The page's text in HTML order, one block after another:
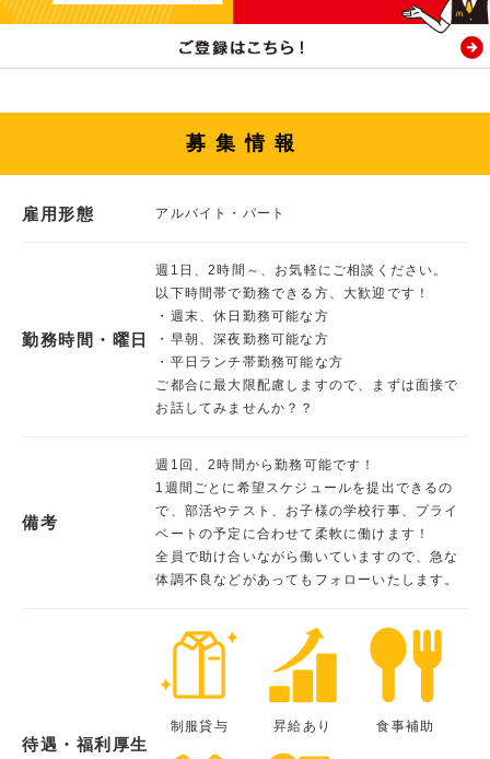
募集情報
雇用形態 アルバイト・パート
勤務時間・曜日
週1日、2時間～、お気軽にご相談ください。
以下時間帯で勤務できる方、大歓迎です！
・週末、休日勤務可能な方
・早朝、深夜勤務可能な方
・平日ランチ帯勤務可能な方
ご都合に最大限配慮しますので、まずは面接で
お話してみませんか？？
備考
週1回、2時間から勤務可能です！
1週間ごとに希望スケジュールを提出できるの
で、部活やテスト、お子様の学校行事、プライ
ベートの予定に合わせて柔軟に働けます！
全員で助け合いながら働いていますので、急な
体調不良などがあってもフォローいたします。
待遇・福利厚生
制服貸与 昇給あり 食事補助